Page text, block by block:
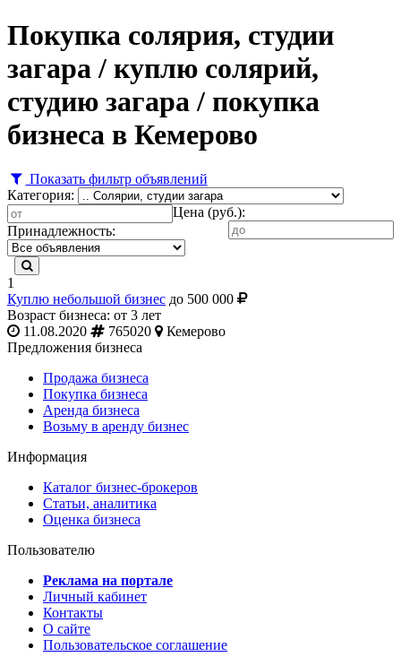
Покупка солярия, студии
загара / куплю солярий,
студию загара / покупка
бизнеса в Кемерово
Показать фильтр объявлений
Категория:
Цена (руб.):
Принадлежность:
1
Куплю небольшой бизнес до 500 000
Возраст бизнеса: от 3 лет
11.08.2020
765020
Кемерово
Предложения бизнеса
Продажа бизнеса
Покупка бизнеса
Аренда бизнеса
Возьму в аренду бизнес
Информация
Каталог бизнес-брокеров
Статьи, аналитика
Оценка бизнеса
Пользователю
Реклама на портале
Личный кабинет
Контакты
О сайте
Пользовательское соглашение